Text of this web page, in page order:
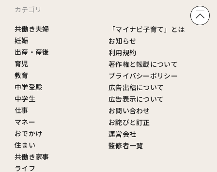
カテゴリ
共働き夫婦
妊娠
出産・産後
育児
教育
中学受験
中学生
仕事
マネー
おでかけ
住まい
共働き家事
ライフ
「マイナビ子育て」とは
お知らせ
利用規約
著作権と転載について
プライバシーポリシー
広告出稿について
広告表示について
お問い合わせ
お詫びと訂正
運営会社
監修者一覧